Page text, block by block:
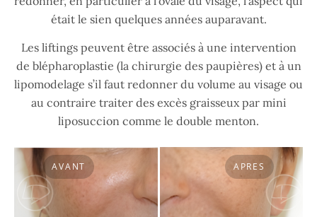
était le sien quelques années auparavant.
Les liftings peuvent être associés à une intervention
de blépharoplastie (la chirurgie des paupières) et à un
lipomodelage s’il faut redonner du volume au visage ou
au contraire traiter des excès graisseux par mini
liposuccion comme le double menton.